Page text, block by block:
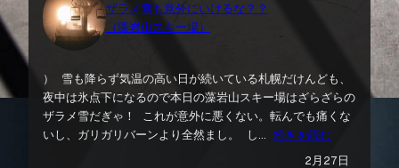
ザラメ雪も意外にいけるな？？
（藻岩山スキー場）
） 雪も降らず気温の高い日が続いている札幌だけんども、
夜中は氷点下になるので本日の藻岩山スキー場はざらざらの
ザラメ雪だぎゃ！ これが意外に悪くない。転んでも痛くな
いし、ガリガリバーンより全然まし。 し… 続きを読む
2月27日